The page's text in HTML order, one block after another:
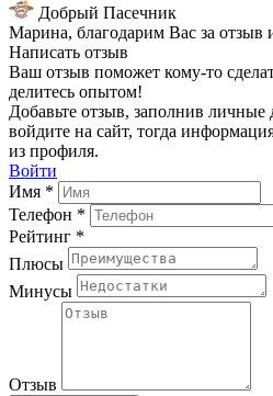
Добрый Пасечник
Марина, благодарим Вас за
Написать отзыв
Ваш отзыв поможет кому-то
делитесь опытом!
Добавьте отзыв, заполнив личные
войдите на сайт, тогда
из профиля.
Войти
Имя *
Телефон *
Рейтинг *
Плюсы
Минусы
Отзыв